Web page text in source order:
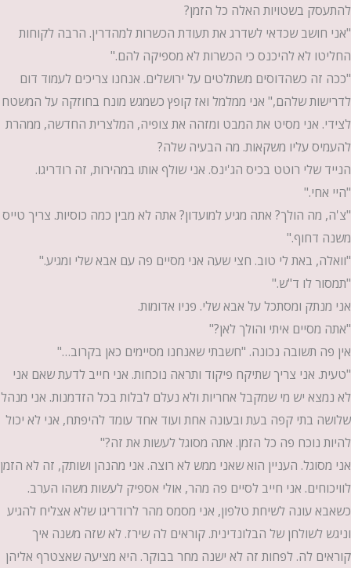
להתעסק בשטויות האלה כל הזמן?
"אני חושב שכדאי לשדרג את תעודת הכשרות למהדרין. הרבה לקוחות
החליטו לא להיכנס כי הכשרות לא מספיקה להם."
"ככה זה כשהדוסים משתלטים על ירושלים. אנחנו צריכים לעמוד דום
לדרישות שלהם," אני ממלמל ואז קופץ כשמגש מונח בחוזקה על המשטח
לצידי. אני מסיט את המבט ומזהה את צופיה, המלצרית החדשה, ממהרת
להעמיס עליו משקאות. מה הבעיה שלה?
הנייד שלי רוטט בכיס הג'ינס. אני שולף אותו במהירות, זה רודריגו.
"היי אחי."
"צ'ה, מה הולך? אתה מגיע למועדון? אתה לא מבין כמה כוסיות. צריך טייס
משנה דחוף."
"וואלה, באת לי טוב. חצי שעה אני מסיים פה עם אבא שלי ומגיע."
"תמסור לו ד"ש."
אני מנתק ומסתכל על אבא שלי. פניו אדומות.
"אתה מסיים איתי והולך לאן?"
אין פה תשובה נכונה. "חשבתי שאנחנו מסיימים כאן בקרוב…"
"טעית. אני צריך שתיקח פיקוד ותראה נוכחות. אני חייב לדעת שאם אני
לא נמצא יש מי שמקבל אחריות ולא נעלם לבלות בכל הזדמנות. אני מנהל
שלושה בתי קפה בעת ובעונה אחת ועוד אחד עומד להיפתח, אני לא יכול
להיות נוכח פה כל הזמן. אתה מסוגל לעשות את זה?"
אני מסוגל. העניין הוא שאני ממש לא רוצה. אני מהנהן ושותק, זה לא הזמן
לוויכוחים. אני חייב לסיים פה מהר, אולי אספיק לעשות משהו הערב.
כשאבא עונה לשיחת טלפון, אני מסמס מהר לרודריגו שלא אצליח להגיע
וניגש לשולחן של הבלונדינית. קוראים לה שירז. לא שזה משנה איך
קוראים לה. לפחות זה לא ישנה מחר בבוקר. היא מציעה שאצטרף אליהן